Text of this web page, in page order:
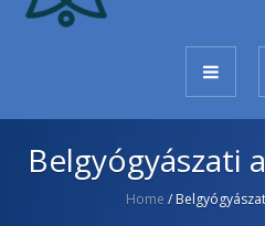
Belgyógyászati
Home /